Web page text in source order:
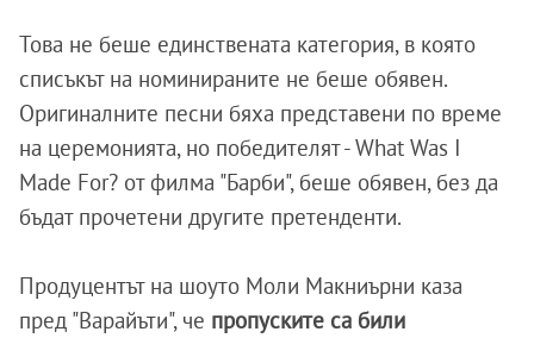
Това не беше единствената категория, в която
списъкът на номинираните не беше обявен.
Оригиналните песни бяха представени по време
на церемонията, но победителят - What Was I
Made For? от филма "Барби", беше обявен, без да
бъдат прочетени другите претенденти.
Продуцентът на шоуто Моли Макниърни каза
пред "Варайъти", че пропуските са били